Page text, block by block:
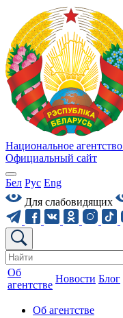
Национальное
Официальный сайт
Бел Рус Eng
Для слабовидящих
Об
агентстве
Новости Блог
Об агентстве